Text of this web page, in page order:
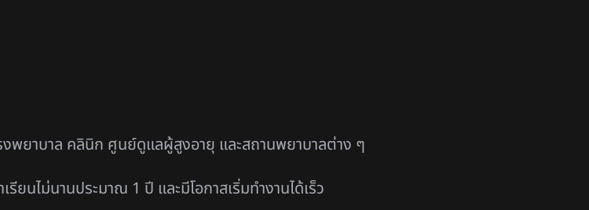
งพยาบาล คลินิก ศูนย์ดูแลผู้สูงอายุ และสถานพยาบาลต่าง ๆ
รียนไม่นานประมาณ 1 ปี และมีโอกาสเริ่มทำงานได้เร็ว